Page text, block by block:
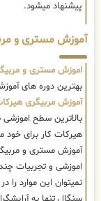
پیشنهاد میشود.
آموزش مستری و
اموزش مستری و
بهترین دوره های
آموزش مربیگری
بالاترین سطح اموزشی
هیرکات کار برای خود
آموزش مستری و
اموزشی و تجربیات
نمیتوان این موارد